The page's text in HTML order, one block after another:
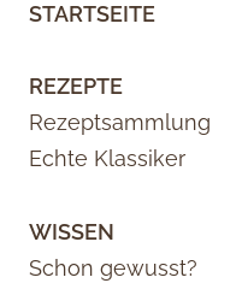
STARTSEITE
REZEPTE
Rezeptsammlung
Echte Klassiker
WISSEN
Schon gewusst?